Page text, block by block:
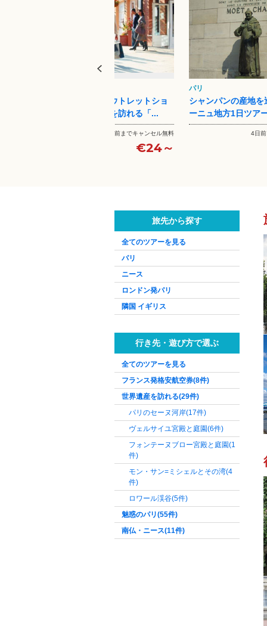
シャンパンの産地を巡るシャンパ
ーニュ地方1日ツアー【英語ガ...
4日前までキャンセル無料
€229～
パリ
ユーロスターで行く
ン日帰りツアー
申込
旅先から探す
全てのツアーを見る
パリ
ニース
ロンドン発パリ
隣国 イギリス
行き先・遊び方で選ぶ
全てのツアーを見る
フランス発格安航空券(8件)
世界遺産を訪れる(29件)
パリのセーヌ河岸(17件)
ヴェルサイユ宮殿と庭園(6件)
フォンテーヌブロー宮殿と庭園(1
件)
モン・サン=ミシェルとその湾(4
件)
ロワール渓谷(5件)
魅惑のパリ(55件)
南仏・ニース(11件)